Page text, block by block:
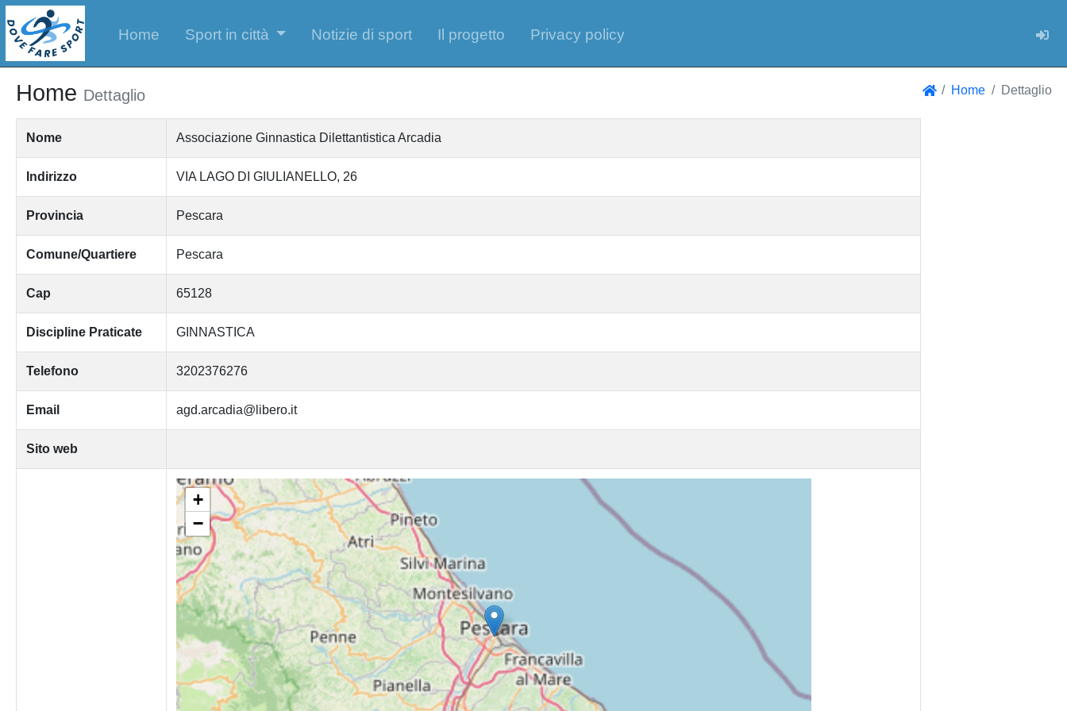
Home Sport in città Notizie di sport Il progetto Privacy policy
Home Dettaglio Home Dettaglio
Nome Associazione Ginnastica Dilettantistica Arcadia
Indirizzo VIA LAGO DI GIULIANELLO, 26
Provincia Pescara
Comune/Quartiere Pescara
Cap 65128
Discipline Praticate GINNASTICA
Telefono 3202376276
Email agd.arcadia@libero.it
Sito web
+
−